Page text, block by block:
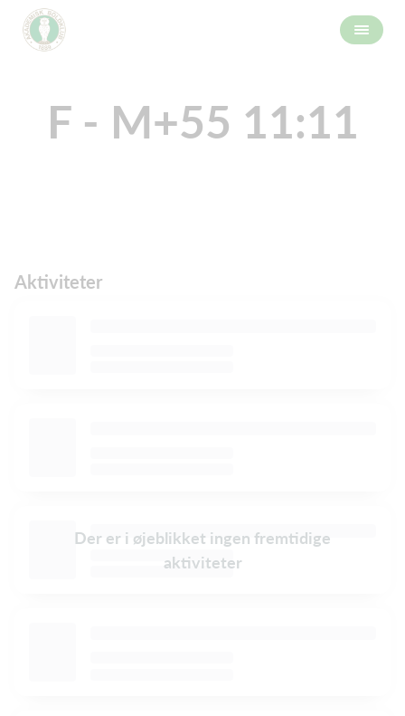
F - M+55 11:11
Aktiviteter
Der er i øjeblikket ingen fremtidige
aktiviteter